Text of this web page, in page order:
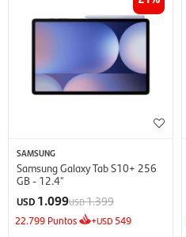
SAMSUNG
Samsung Galaxy Tab S10+ 256
GB - 12.4''
USD 1.099USD1.399
22.799 Puntos +USD 549